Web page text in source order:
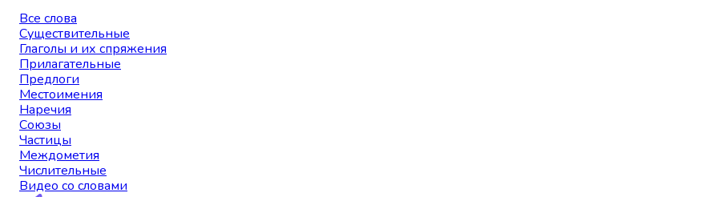
Все слова
Существительные
Глаголы и их спряжения
Прилагательные
Предлоги
Местоимения
Наречия
Союзы
Частицы
Междометия
Числительные
Видео со словами